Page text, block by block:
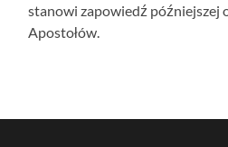
stanowi zapowiedź późniejszej
Apostołów.